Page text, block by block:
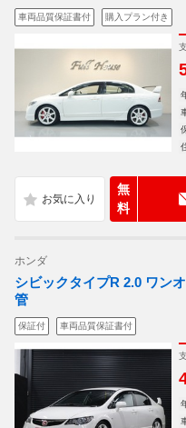
車両品質保証書付 購入プラン付き
無
料
ホンダ
シビックタイプR 2.0 ワ
管
保証付 車両品質保証書付